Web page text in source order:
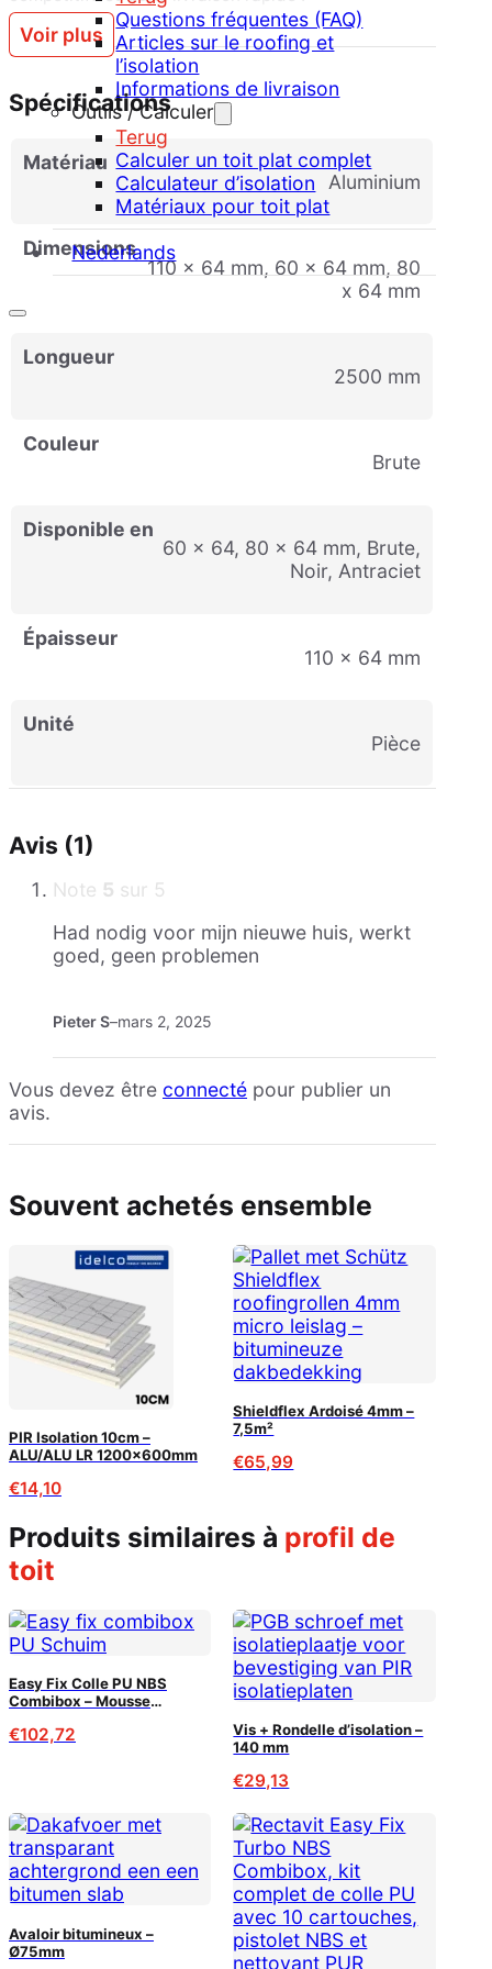
Questions fréquentes (FAQ)
Articles sur le roofing et
l’isolation
Informations de livraison
Outils / Calculer
Terug
Calculer un toit plat complet
Calculateur d’isolation
Matériaux pour toit plat
Nederlands
Voir plus
Spécifications
Matériau
Aluminium
Dimensions
110 x 64 mm, 60 x 64 mm, 80
x 64 mm
Longueur
2500 mm
Couleur
Brute
Disponible en
60 x 64, 80 x 64 mm, Brute,
Noir, Antraciet
Épaisseur
110 × 64 mm
Unité
pièce
Avis (1)
Note 5 sur 5
Pieter S–mars 2, 2025
Had nodig voor mijn nieuwe huis, werkt
goed, geen problemen
Vous devez être connecté pour publier un
avis.
Souvent achetés ensemble
PIR Isolation 10cm –
ALU/ALU LR 1200x600mm
€14,10
Shieldflex Ardoisé 4mm –
7,5m²
€65,99
produits similaires à profil de
toit
Easy Fix Colle PU NBS
Combibox – Mousse
(120m²)
€102,72
Vis + Rondelle d’isolation –
140 mm
€29,13
Avaloir bitumineux –
Ø75mm